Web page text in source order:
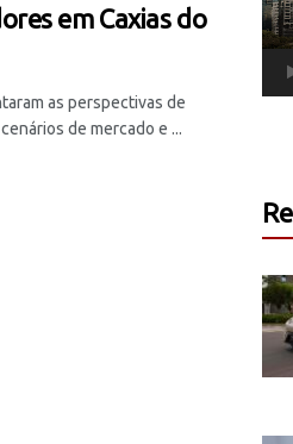
em Caxias do
as perspectivas de
de mercado e ...